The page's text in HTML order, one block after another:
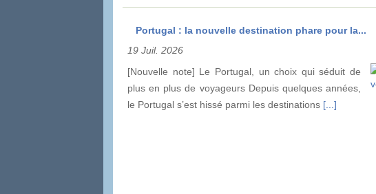
Portugal : la nouvelle destination phare pour la...
19 Juil. 2026
[Nouvelle note] Le Portugal, un choix qui séduit de
plus en plus de voyageurs Depuis quelques années,
le Portugal s’est hissé parmi les destinations [...]